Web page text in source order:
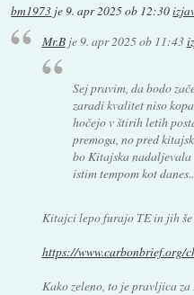
bm1973 je9. apr 2025 ob 12:30
Mr.Bje9. apr 2025 ob 11:43
Sej pravim, da bodo
zaradi kvalitet niso
hočejo v štirih letih
premoga, no pred
bo Kitajska nadaljevala
istim tempom kot
Kitajci lepo furajo TE in jih
https://www.carbonbrief.org/
Kako zeleno, to je pravljica